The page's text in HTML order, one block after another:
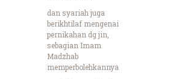
dan syariah juga
berikhtilaf mengenai
pernikahan dg jin,
sebagian Imam
Madzhab
memperbolehkannya